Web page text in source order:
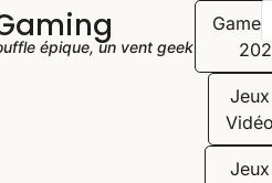
épique, un vent geek"
Jeux
Jeux